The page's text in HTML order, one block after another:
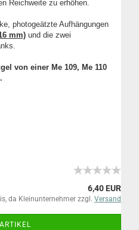
Reichweite zu erhöhen.
photogeätzte Aufhängungen
mm) und die zwei
von einer Me 109, Me 110
6,40 EUR
da Kleinunternehmer zzgl. Versand